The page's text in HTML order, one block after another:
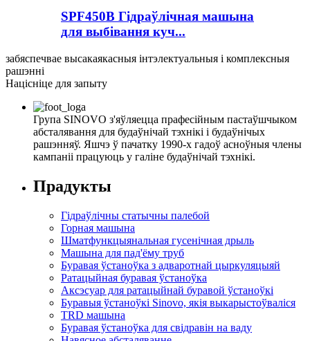
SPF450B Гідраўлічная машына
для выбівання куч...
забяспечвае высакаякасныя інтэлектуальныя і комплексныя
рашэнні
Націсніце для запыту
Група SINOVO з'яўляецца прафесійным пастаўшчыком
абсталявання для будаўнічай тэхнікі і будаўнічых
рашэнняў. Яшчэ ў пачатку 1990-х гадоў асноўныя члены
кампаніі працуюць у галіне будаўнічай тэхнікі.
Прадукты
Гідраўлічны статычны палебой
Горная машына
Шматфункцыянальная гусенічная дрыль
Машына для пад'ёму труб
Буравая ўстаноўка з адваротнай цыркуляцыяй
Ратацыйная буравая ўстаноўка
Аксэсуар для ратацыйнай буравой ўстаноўкі
Буравыя ўстаноўкі Sinovo, якія выкарыстоўваліся
TRD машына
Буравая ўстаноўка для свідравін на ваду